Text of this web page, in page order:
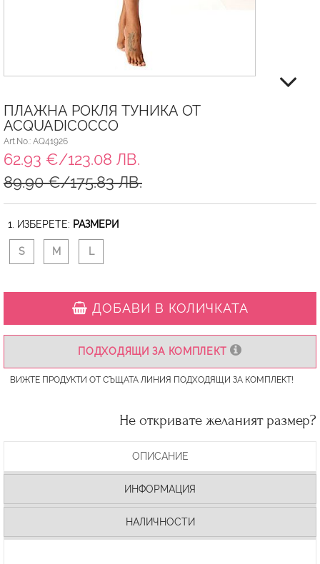
ПЛАЖНА РОКЛЯ ТУНИКА ОТ
ACQUADICOCCO
Art.No.: AQ41926
62.93 €/123.08 ЛВ.
89.90 €/175.83 ЛВ.
1. ИЗБЕРЕТЕ: РАЗМЕРИ
S M L
ДОБАВИ В КОЛИЧКАТА
ПОДХОДЯЩИ ЗА КОМПЛЕКТ
ВИЖТЕ ПРОДУКТИ ОТ СЪЩАТА ЛИНИЯ ПОДХОДЯЩИ ЗА КОМПЛЕКТ!
Не откривате желаният размер?
ОПИСАНИЕ
ИНФОРМАЦИЯ
НАЛИЧНОСТИ